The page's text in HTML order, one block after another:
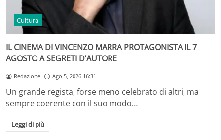
Cultura
IL CINEMA DI VINCENZO MARRA PROTAGONISTA IL 7
AGOSTO A SEGRETI D’AUTORE
Redazione Ago 5, 2026 16:31
Un grande regista, forse meno celebrato di altri, ma
sempre coerente con il suo modo…
Leggi di più